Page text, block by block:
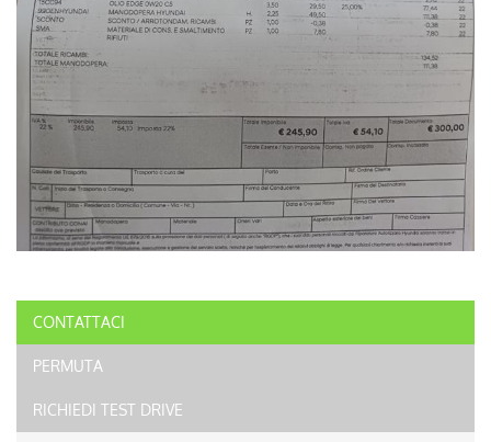
CONTATTACI
PERMUTA
RICHIEDI TEST DRIVE